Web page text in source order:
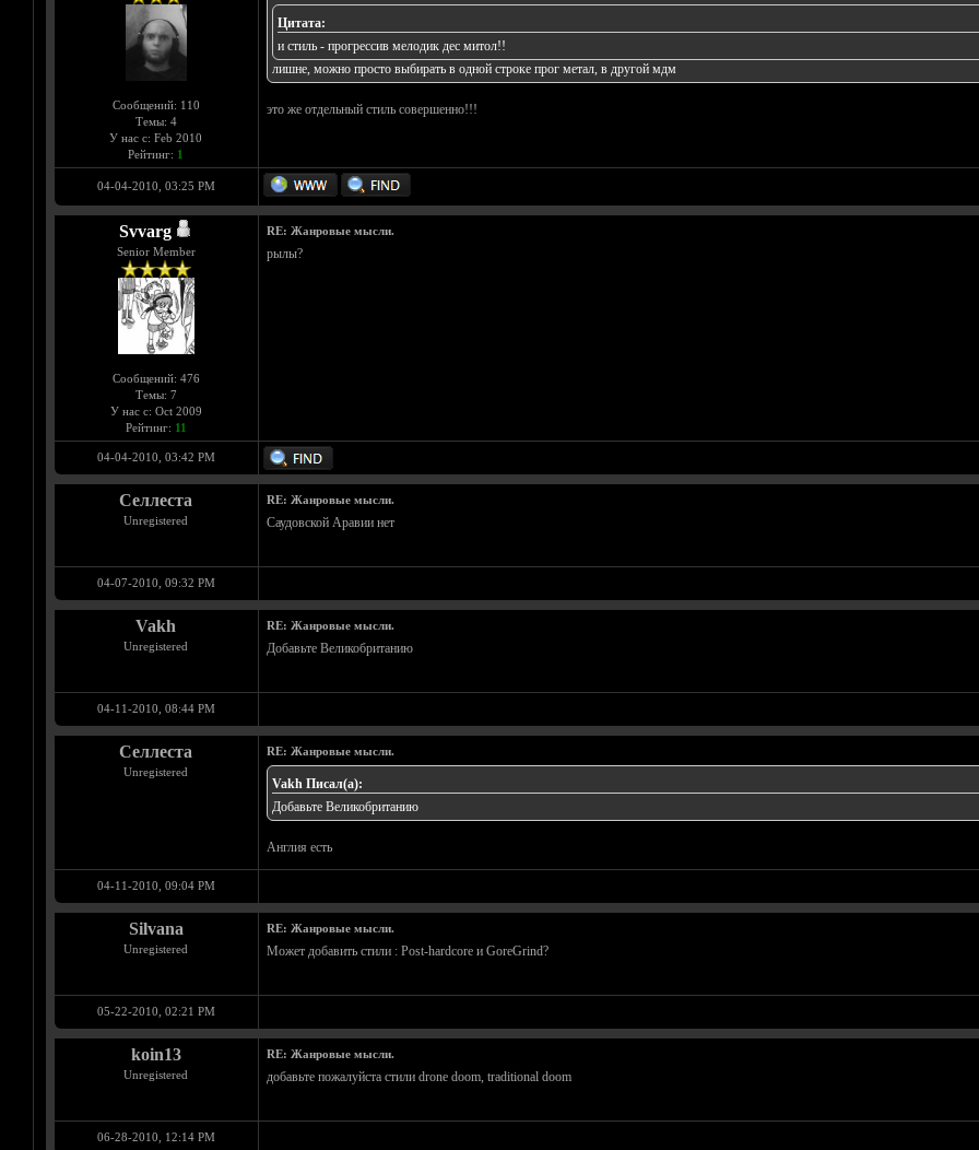
Сообщений: 110
Темы: 4
У нас с: Feb 2010
Рейтинг: 1
Цитата:
и стиль - прогрессив мелодик дес митол!!
лишне, можно просто выбирать в одной строке прог метал, в другой мдм
это же отдельный стиль совершенно!!!
04-04-2010, 03:25 PM
Svvarg
Senior Member
Сообщений: 476
Темы: 7
У нас с: Oct 2009
Рейтинг: 11
RE: Жанровые мысли.
рылы?
04-04-2010, 03:42 PM
Селлеста
Unregistered
RE: Жанровые мысли.
Саудовской Аравии нет
04-07-2010, 09:32 PM
Vakh
Unregistered
RE: Жанровые мысли.
Добавьте Великобританию
04-11-2010, 08:44 PM
Селлеста
Unregistered
RE: Жанровые мысли.
Vakh Писал(а):
Добавьте Великобританию
Англия есть
04-11-2010, 09:04 PM
Silvana
Unregistered
RE: Жанровые мысли.
Может добавить стили : Post-hardcore и GoreGrind?
05-22-2010, 02:21 PM
koin13
Unregistered
RE: Жанровые мысли.
добавьте пожалуйста стили drone doom, traditional doom
06-28-2010, 12:14 PM